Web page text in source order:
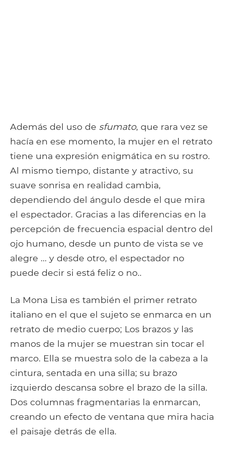
Además del uso de sfumato, que rara vez se
hacía en ese momento, la mujer en el retrato
tiene una expresión enigmática en su rostro.
Al mismo tiempo, distante y atractivo, su
suave sonrisa en realidad cambia,
dependiendo del ángulo desde el que mira
el espectador. Gracias a las diferencias en la
percepción de frecuencia espacial dentro del
ojo humano, desde un punto de vista se ve
alegre ... y desde otro, el espectador no
puede decir si está feliz o no..
La Mona Lisa es también el primer retrato
italiano en el que el sujeto se enmarca en un
retrato de medio cuerpo; Los brazos y las
manos de la mujer se muestran sin tocar el
marco. Ella se muestra solo de la cabeza a la
cintura, sentada en una silla; su brazo
izquierdo descansa sobre el brazo de la silla.
Dos columnas fragmentarias la enmarcan,
creando un efecto de ventana que mira hacia
el paisaje detrás de ella.